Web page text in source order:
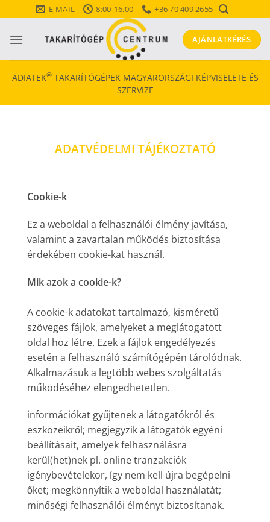
to
content
E-MAIL 8:00-16.00 +36 70 409 2655
AJÁNLATKÉRÉS
ADIATEK®TAKARÍTÓGÉPEK MAGYARORSZÁGI KÉPVISELETE ÉS
SZERVIZE
ADATVÉDELMI TÁJÉKOZTATÓ
Cookie-k
Ez a weboldal a felhasználói élmény javítása,
valamint a zavartalan működés biztosítása
érdekében cookie-kat használ.
Mik azok a cookie-k?
A cookie-k adatokat tartalmazó, kisméretű
szöveges fájlok, amelyeket a meglátogatott
oldal hoz létre. Ezek a fájlok engedélyezés
esetén a felhasználó számítógépén tárolódnak.
Alkalmazásuk a legtöbb webes szolgáltatás
működéséhez elengedhetetlen.
információkat gyűjtenek a látogatókról és
eszközeikről; megjegyzik a látogatók egyéni
beállításait, amelyek felhasználásra
kerül(het)nek pl. online tranzakciók
igénybevételekor, így nem kell újra begépelni
őket; megkönnyítik a weboldal használatát;
minőségi felhasználói élményt biztosítanak.